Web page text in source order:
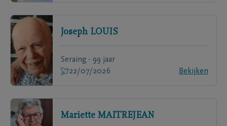
Joseph LOUIS
Seraing - 99 jaar
22/07/2026
Bekijken
Mariette MAITREJEAN